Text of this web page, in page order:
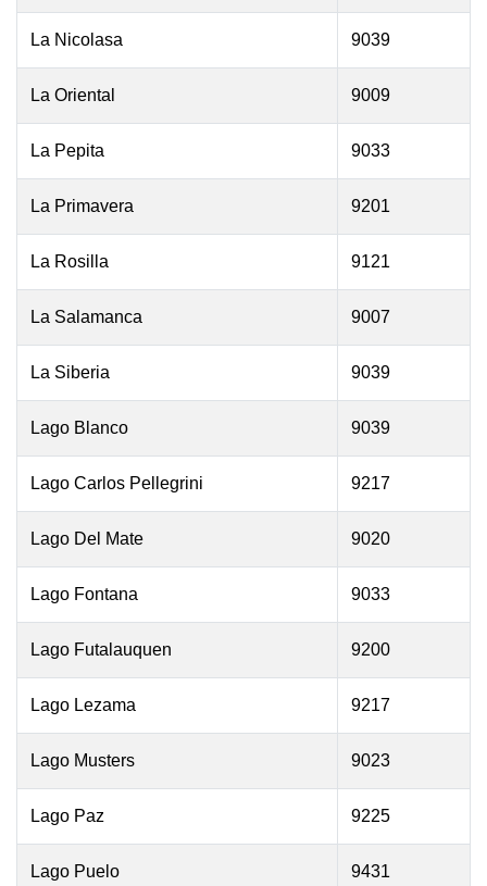
La Nicolasa 9039
La Oriental 9009
La Pepita 9033
La Primavera 9201
La Rosilla 9121
La Salamanca 9007
La Siberia 9039
Lago Blanco 9039
Lago Carlos Pellegrini 9217
Lago Del Mate 9020
Lago Fontana 9033
Lago Futalauquen 9200
Lago Lezama 9217
Lago Musters 9023
Lago Paz 9225
Lago Puelo 9431